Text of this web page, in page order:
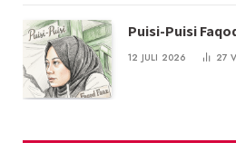
Puisi-Puisi
12 JULI 2026 27